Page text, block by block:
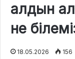
алдын
не
18.05.2026 156